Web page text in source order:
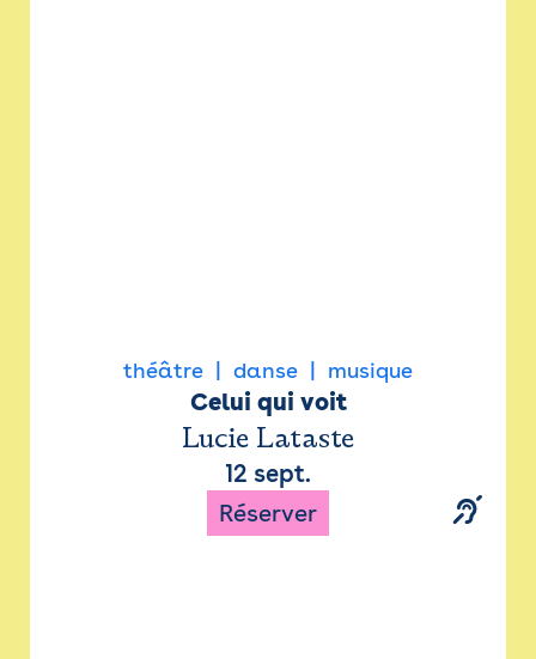
théâtre danse musique
Celui qui voit
Lucie Lataste
12 sept.
Réserver